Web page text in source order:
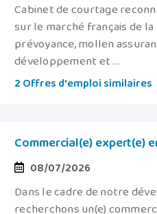
Cabinet de courtage
sur le marché français de la
prévoyance, mollen
développement et ...
2 Offres d'emploi similaires
Commercial(e) expert(e)
08/07/2026
Dans le cadre de notre
recherchons un(e)